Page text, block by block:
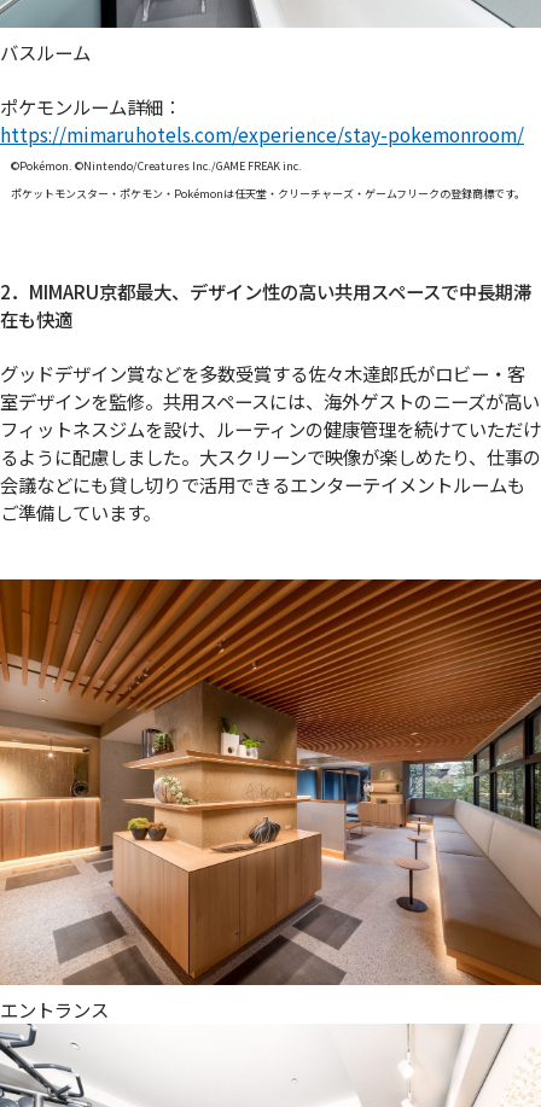
バスルーム
ポケモンルーム詳細：
https://mimaruhotels.com/experience/stay-pokemonroom/
©Pokémon. ©Nintendo/Creatures Inc./GAME FREAK inc.
ポケットモンスター・ポケモン・Pokémonは任天堂・クリーチャーズ・ゲームフリークの登録商標です。
2．MIMARU京都最大、デザイン性の高い共用スペースで中長期滞
在も快適
グッドデザイン賞などを多数受賞する佐々木達郎氏がロビー・客
室デザインを監修。共用スペースには、海外ゲストのニーズが高い
フィットネスジムを設け、ルーティンの健康管理を続けていただけ
るように配慮しました。大スクリーンで映像が楽しめたり、仕事の
会議などにも貸し切りで活用できるエンターテイメントルームも
ご準備しています。
エントランス